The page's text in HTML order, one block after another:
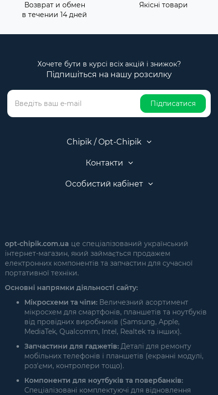
Возврат и обмен
в течении 14 дней
Якісні товари
Хочете бути в курсі всіх акцій і знижок?
Підпишіться на нашу розсилку
Підписатися
Chipik / Opt-Chipik
Контакти
Особистий кабінет
opt-chipik.com.ua це спеціалізований український
інтернет-магазин, який займається продажем
електронних компонентів та запчастин для сучасної
портативної техніки.
Основні напрямки діяльності сайту:
Мікросхеми та чіпи: Величезний асортимент
мікросхем для смартфонів, планшетів та ноутбуків
від провідних виробників (Samsung, Apple,
MediaTek, Qualcomm, Intel, Realtek та інших).
Запчастини для гаджетів: Деталі для ремонту
мобільних телефонів і планшетів (екранні модулі,
роз'єми, контролери тощо).
Компоненти для ноутбуків та повербанків:
Спеціалізовані комплектуючі для відновлення